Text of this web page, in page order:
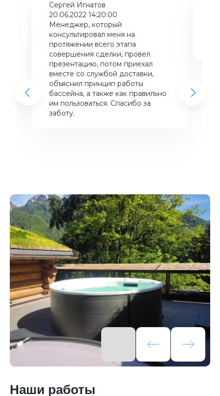
Сергей Игнатов
20.06.2022 14:20:00
Менеджер, который
консультировал меня на
протяжении всего этапа
совершения сделки, провел
презентацию, потом приехал
вместе со службой доставки,
объяснил принцип работы
бассейна, а также как правильно
им пользоваться. Спасибо за
заботу.
Наши работы